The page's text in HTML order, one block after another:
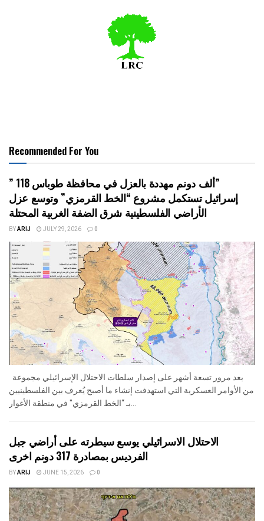
Recommended For You
” 118 ألف دونم مهددة بالعزل في محافظة طوباس”
إسرائيل تستكمل مشروع “الخط القرمزي” وتوسع عزل
الأراضي الفلسطينية شرق الضفة الغربية المحتلة
BYARIJ JULY 29, 2026 0
من الأوامر العسكرية التي استهدفت إنشاء ما أصبح يُعرف بين الفلسطينيين
بـ “الخط القرمزي" في منطقة الأغوار...
الاحتلال الاسرائيلي يوسع سيطرته على أراضي جبل
الفرديس بمصادرة 317 دونم اخرى
BYARIJ JUNE 15, 2026 0